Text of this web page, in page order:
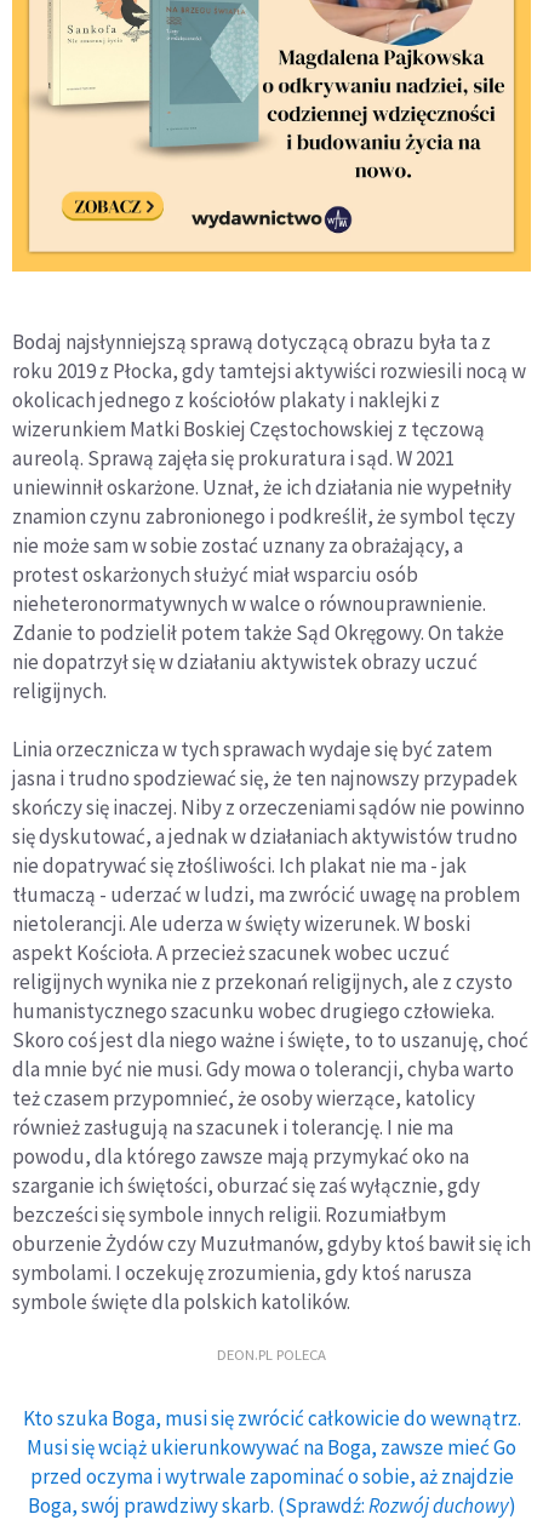
Bodaj najsłynniejszą sprawą dotyczącą obrazu była ta z
roku 2019 z Płocka, gdy tamtejsi aktywiści rozwiesili nocą w
okolicach jednego z kościołów plakaty i naklejki z
wizerunkiem Matki Boskiej Częstochowskiej z tęczową
aureolą. Sprawą zajęła się prokuratura i sąd. W 2021
uniewinnił oskarżone. Uznał, że ich działania nie wypełniły
znamion czynu zabronionego i podkreślił, że symbol tęczy
nie może sam w sobie zostać uznany za obrażający, a
protest oskarżonych służyć miał wsparciu osób
nieheteronormatywnych w walce o równouprawnienie.
Zdanie to podzielił potem także Sąd Okręgowy. On także
nie dopatrzył się w działaniu aktywistek obrazy uczuć
religijnych.
Linia orzecznicza w tych sprawach wydaje się być zatem
jasna i trudno spodziewać się, że ten najnowszy przypadek
skończy się inaczej. Niby z orzeczeniami sądów nie powinno
się dyskutować, a jednak w działaniach aktywistów trudno
nie dopatrywać się złośliwości. Ich plakat nie ma - jak
tłumaczą - uderzać w ludzi, ma zwrócić uwagę na problem
nietolerancji. Ale uderza w święty wizerunek. W boski
aspekt Kościoła. A przecież szacunek wobec uczuć
religijnych wynika nie z przekonań religijnych, ale z czysto
humanistycznego szacunku wobec drugiego człowieka.
Skoro coś jest dla niego ważne i święte, to to uszanuję, choć
dla mnie być nie musi. Gdy mowa o tolerancji, chyba warto
też czasem przypomnieć, że osoby wierzące, katolicy
również zasługują na szacunek i tolerancję. I nie ma
powodu, dla którego zawsze mają przymykać oko na
szarganie ich świętości, oburzać się zaś wyłącznie, gdy
bezcześci się symbole innych religii. Rozumiałbym
oburzenie Żydów czy Muzułmanów, gdyby ktoś bawił się ich
symbolami. I oczekuję zrozumienia, gdy ktoś narusza
symbole święte dla polskich katolików.
DEON.PL POLECA
Kto szuka Boga, musi się zwrócić całkowicie do wewnątrz.
Musi się wciąż ukierunkowywać na Boga, zawsze mieć Go
przed oczyma i wytrwale zapominać o sobie, aż znajdzie
Boga, swój prawdziwy skarb. (Sprawdź:Rozwój duchowy)